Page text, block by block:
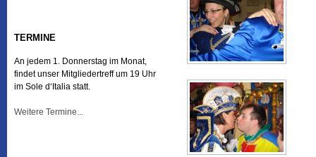
TERMINE
An jedem 1. Donnerstag im Monat,
findet unser Mitgliedertreff um 19 Uhr
im Sole d‘Italia statt.
Weitere Termine...